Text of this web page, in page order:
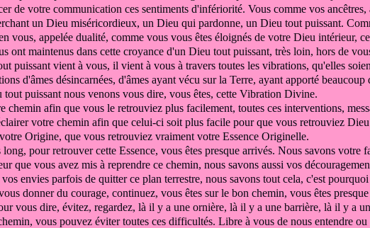
de votre communication ces sentiments d'infériorité. Vous comme vos ancêtres,
un Dieu miséricordieux, un Dieu qui pardonne, un Dieu tout puissant.
vous, appelée dualité, comme vous vous êtes éloignés de votre Dieu intérieur,
ont maintenus dans cette croyance d'un Dieu tout puissant, très loin, hors de
puissant vient à vous, il vient à vous à travers toutes les vibrations, qu'elles
d'âmes désincarnées, d'âmes ayant vécu sur la Terre, ayant apporté beaucoup
puissant nous venons vous dire, vous êtes, cette Vibration Divine.
chemin afin que vous le retrouviez plus facilement, toutes ces interventions,
votre chemin afin que celui-ci soit plus facile pour que vous retrouviez
Origine, que vous retrouviez vraiment votre Essence Originelle.
long, pour retrouver cette Essence, vous êtes presque arrivés. Nous savons votre
que vous avez mis à reprendre ce chemin, nous savons aussi vos
vos envies parfois de quitter ce plan terrestre, nous savons tout cela, c'est pourquoi
donner du courage, continuez, vous êtes sur le bon chemin, vous êtes presque
vous dire, évitez, regardez, là il y a une ornière, là il y a une barrière, là il y a
vous pouvez éviter toutes ces difficultés. Libre à vous de nous entendre